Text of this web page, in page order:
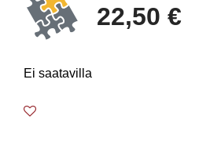
22,50 €
Ei saatavilla